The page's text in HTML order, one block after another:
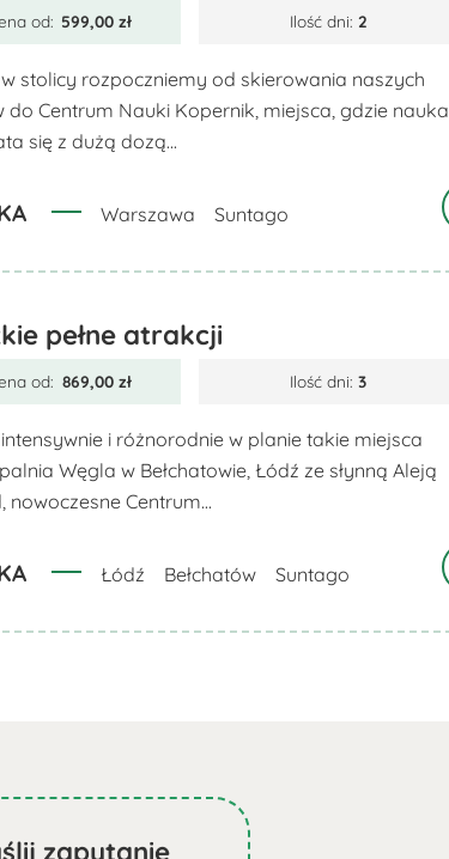
od: 599,00zł Ilość dni: 2
stolicy rozpoczniemy od skierowania naszych
do Centrum Nauki Kopernik, miejsca, gdzie nauka
się z dużą dozą...
Warszawa Suntago
pełne atrakcji
od: 869,00 zł Ilość dni:3
i różnorodnie w planie takie miejsca
Węgla w Bełchatowie, Łódź ze słynną Aleją
nowoczesne Centrum...
Łódź Bełchatów Suntago
zapytanie